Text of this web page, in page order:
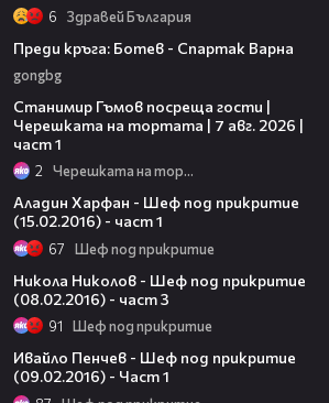
6 Здравей България
Преди кръга: Ботев - Спартак Варна
gongbg
Станимир Гъмов посреща гости |
Черешката на тортата | 7 авг. 2026 |
част 1
2 Черешката на тортата
Аладин Харфан - Шеф под прикритие
(15.02.2016) - част 1
67 Шеф под прикритие
Никола Николов - Шеф под прикритие
(08.02.2016) - част 3
91 Шеф под прикритие
Ивайло Пенчев - Шеф под прикритие
(09.02.2016) - Част 1